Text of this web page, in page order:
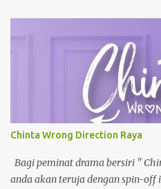
Chinta Wrong Direction Raya
Bagi peminat drama bersiri "
anda akan teruja dengan spin-off